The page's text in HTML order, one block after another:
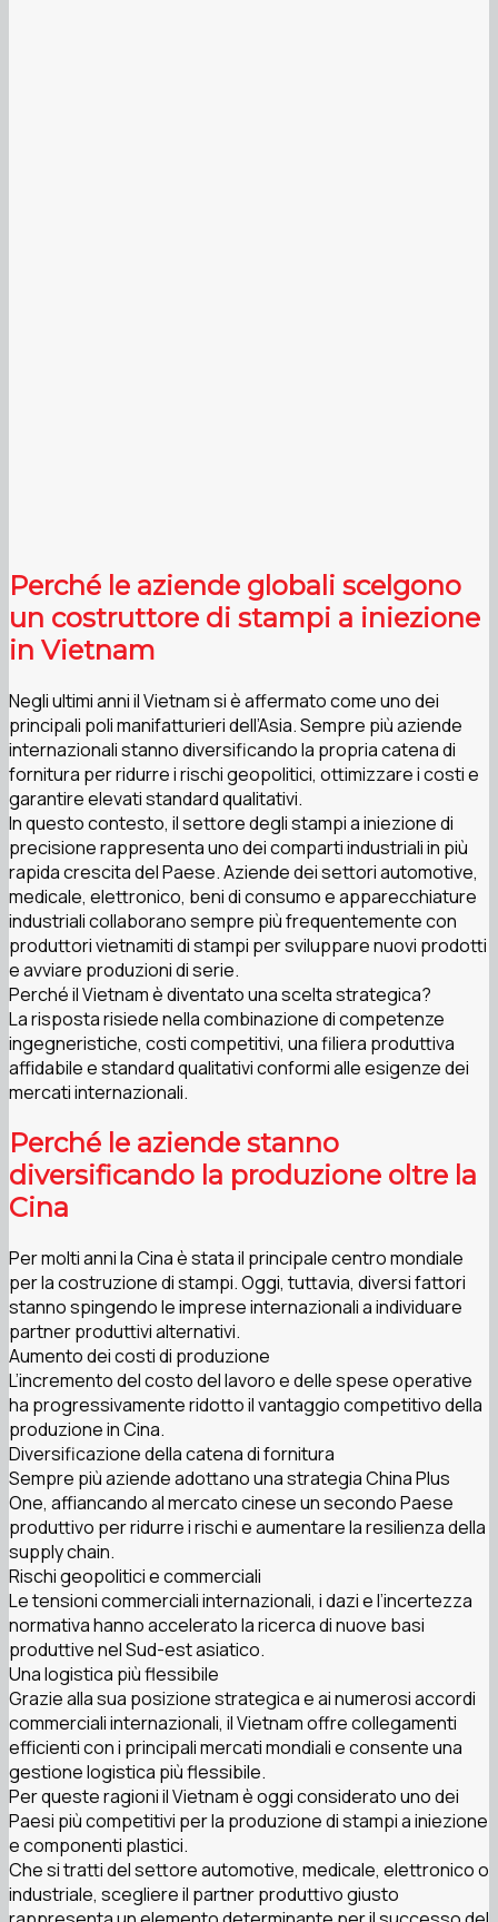
Perché le aziende globali scelgono
un costruttore di stampi a iniezione
in Vietnam
Negli ultimi anni il Vietnam si è affermato come uno dei
principali poli manifatturieri dell’Asia. Sempre più aziende
internazionali stanno diversificando la propria catena di
fornitura per ridurre i rischi geopolitici, ottimizzare i costi e
garantire elevati standard qualitativi.
In questo contesto, il settore degli stampi a iniezione di
precisione rappresenta uno dei comparti industriali in più
rapida crescita del Paese. Aziende dei settori automotive,
medicale, elettronico, beni di consumo e apparecchiature
industriali collaborano sempre più frequentemente con
produttori vietnamiti di stampi per sviluppare nuovi prodotti
e avviare produzioni di serie.
Perché il Vietnam è diventato una scelta strategica?
La risposta risiede nella combinazione di competenze
ingegneristiche, costi competitivi, una filiera produttiva
affidabile e standard qualitativi conformi alle esigenze dei
mercati internazionali.
Perché le aziende stanno
diversificando la produzione oltre la
Cina
Per molti anni la Cina è stata il principale centro mondiale
per la costruzione di stampi. Oggi, tuttavia, diversi fattori
stanno spingendo le imprese internazionali a individuare
partner produttivi alternativi.
Aumento dei costi di produzione
L’incremento del costo del lavoro e delle spese operative
ha progressivamente ridotto il vantaggio competitivo della
produzione in Cina.
Diversificazione della catena di fornitura
Sempre più aziende adottano una strategia China Plus
One, affiancando al mercato cinese un secondo Paese
produttivo per ridurre i rischi e aumentare la resilienza della
supply chain.
Rischi geopolitici e commerciali
Le tensioni commerciali internazionali, i dazi e l’incertezza
normativa hanno accelerato la ricerca di nuove basi
produttive nel Sud-est asiatico.
Una logistica più flessibile
Grazie alla sua posizione strategica e ai numerosi accordi
commerciali internazionali, il Vietnam offre collegamenti
efficienti con i principali mercati mondiali e consente una
gestione logistica più flessibile.
Per queste ragioni il Vietnam è oggi considerato uno dei
Paesi più competitivi per la produzione di stampi a iniezione
e componenti plastici.
Che si tratti del settore automotive, medicale, elettronico o
industriale, scegliere il partner produttivo giusto